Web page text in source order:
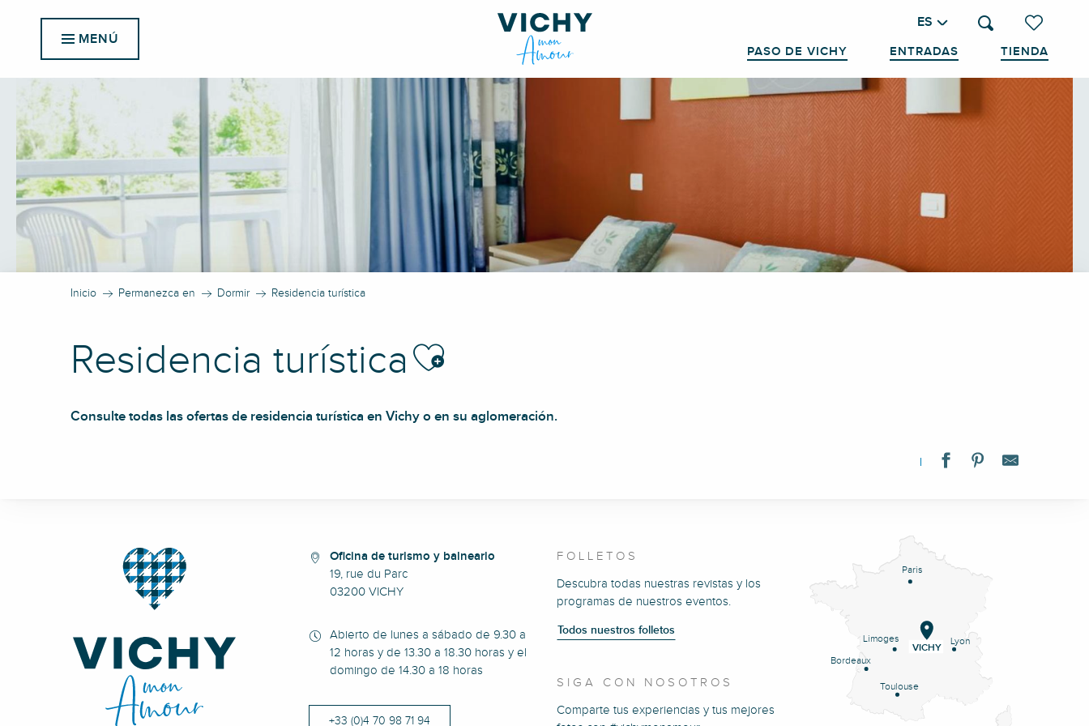
Voir les
Buscar
ES
PASO DE VICHY ENTRADAS TIENDA
MENÚ
Inicio Permanezca en Dormir Residencia turística
Residencia turística
Consulte todas las ofertas de residencia turística en Vichy o en su aglomeración.
Nice et Bristol - Résidence services Seniors
Résidence Aristide Briand
Les Sources Vichy
Résidence seniors Nohée
Brit Hôtel Le Parc Vichy
Résidence les Dômes
Domitys la Fontaine du Roy
Oficina de turismo y balneario
19, rue du Parc
03200 VICHY
Abierto de lunes a sábado de 9.30 a
12 horas y de 13.30 a 18.30 horas y el
domingo de 14.30 a 18 horas
+33 (0)4 70 98 71 94
FOLLETOS
Descubra todas nuestras revistas y los
programas de nuestros eventos.
Todos nuestros folletos
SIGA CON NOSOTROS
Comparte tus experiencias y tus mejores
Paris
Lyon
Limoges
Bordeaux
Toulouse
VICHY